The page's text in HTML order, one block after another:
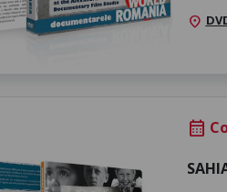
location_on
calendar_month